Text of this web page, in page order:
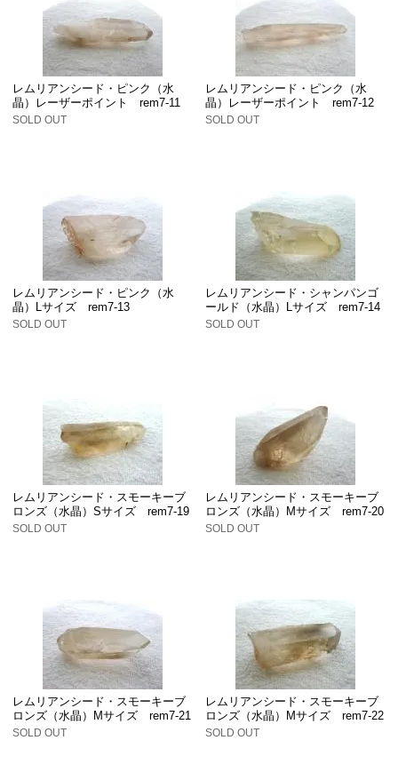
レムリアンシード・ピンク（水
晶）レーザーポイント rem7-11
SOLD OUT
レムリアンシード・ピンク（水
晶）レーザーポイント rem7-12
SOLD OUT
レムリアンシード・ピンク（水
晶）Lサイズ rem7-13
SOLD OUT
レムリアンシード・シャンパンゴ
ールド（水晶）Lサイズ rem7-14
SOLD OUT
レムリアンシード・スモーキーブ
ロンズ（水晶）Sサイズ rem7-19
SOLD OUT
レムリアンシード・スモーキーブ
ロンズ（水晶）Mサイズ rem7-20
SOLD OUT
レムリアンシード・スモーキーブ
ロンズ（水晶）Mサイズ rem7-21
SOLD OUT
レムリアンシード・スモーキーブ
ロンズ（水晶）Mサイズ rem7-22
SOLD OUT